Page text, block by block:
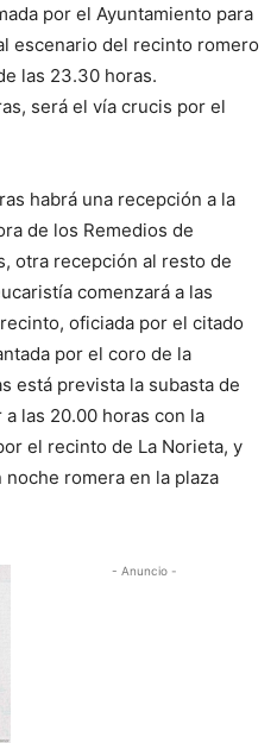
por el Ayuntamiento para
escenario del recinto romero
las 23.30 horas.
será el vía crucis por el
habrá una recepción a la
de los Remedios de
otra recepción al resto de
comenzará a las
oficiada por el citado
por el coro de la
está prevista la subasta de
las 20.00 horas con la
el recinto de La Norieta, y
romera en la plaza
- Anuncio -